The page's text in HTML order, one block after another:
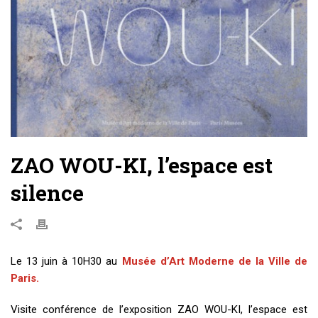
ZAO WOU-KI, l’espace est
silence
Le 13 juin à 10H30 au Musée d’Art Moderne de la Ville de
Paris.
Visite conférence de l’exposition ZAO WOU-KI, l’espace est